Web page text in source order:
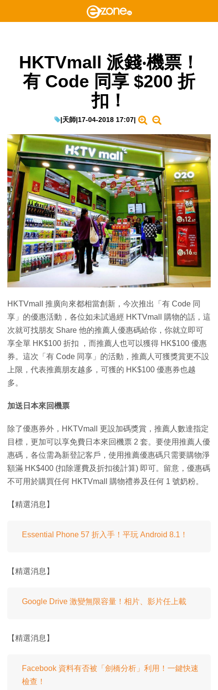
HKTVmall 派錢‧機票！
有 Code 同享 $200 折
扣！
|天師|17-04-2018 17:07|
HKTVmall 推廣向來都相當創新，今次推出「有 Code 同
享」的優惠活動，各位如未試過經 HKTVmall 購物的話，這
次就可找朋友 Share 他的推薦人優惠碼給你，你就立即可
享全單 HK$100 折扣 ，而推薦人也可以獲得 HK$100 優惠
券。這次「有 Code 同享」的活動，推薦人可獲獎賞更不設
上限，代表推薦朋友越多，可獲的 HK$100 優惠券也越
多。
加送日本來回機票
除了優惠券外，HKTVmall 更設加碼獎賞，推薦人數達指定
目標，更加可以享免費日本來回機票 2 套。要使用推薦人優
惠碼，各位需為新登記客戶，使用推薦優惠碼只需要購物淨
額滿 HK$400 (扣除運費及折扣後計算) 即可。留意，優惠碼
不可用於購買任何 HKTVmall 購物禮券及任何 1 號奶粉。
【精選消息】
Essential Phone 57 折入手！平玩 Android 8.1！
【精選消息】
Google Drive 激變無限容量！相片、影片任上載
【精選消息】
Facebook 資料有否被「劍橋分析」利用！一鍵快速
檢查！